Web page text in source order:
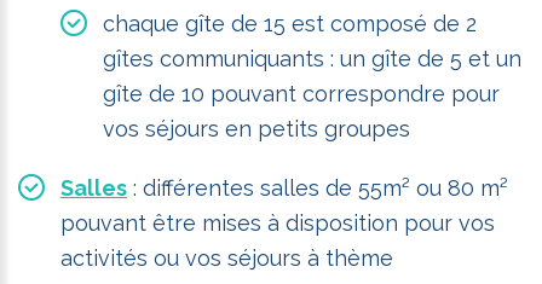
chaque gîte de 15 est composé de 2
gîtes communiquants : un gîte de 5 et un
gîte de 10 pouvant correspondre pour
vos séjours en petits groupes
Salles : différentes salles de 55m² ou 80 m²
pouvant être mises à disposition pour vos
activités ou vos séjours à thème